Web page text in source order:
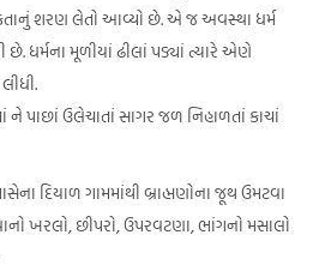
શરણ લેતો આવ્યો છે. એ જ અવસ્થા ધર્મ
ધર્મના મૂળીયાં ઢીલાં પડ્યાં ત્યારે એણે
ને પાછાં ઉલેચાતાં સાગર જળ નિહાળતાં કાચાં
દિયાળ ગામમાંથી બ્રાહ્મણોના જૂથ ઉમટવા
ખરલો, છીપરો, ઉપરવટણા, ભાંગનો મસાલો